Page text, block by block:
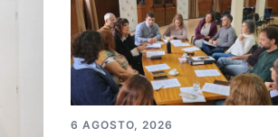
6 AGOSTO, 2026